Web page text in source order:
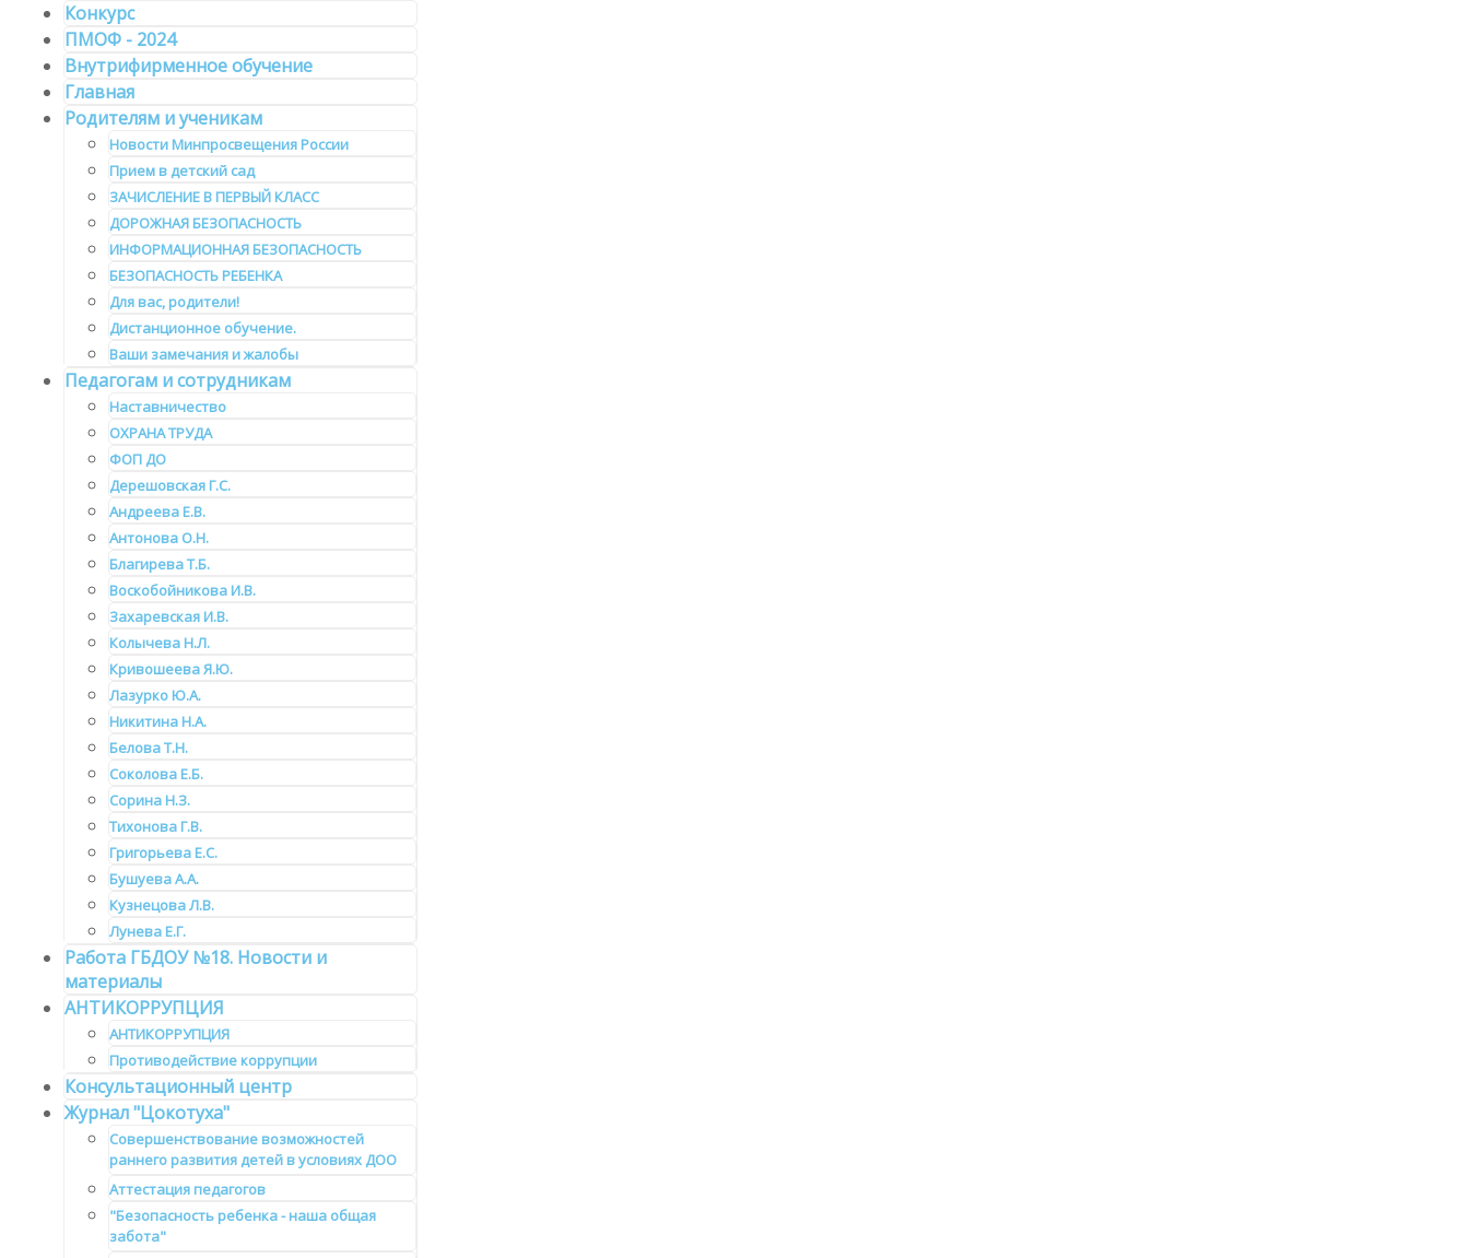
Конкурс
ПМОФ - 2024
Внутрифирменное обучение
Главная
Родителям и ученикам
Новости Минпросвещения России
Прием в детский сад
ЗАЧИСЛЕНИЕ В ПЕРВЫЙ КЛАСС
ДОРОЖНАЯ БЕЗОПАСНОСТЬ
ИНФОРМАЦИОННАЯ БЕЗОПАСНОСТЬ
БЕЗОПАСНОСТЬ РЕБЕНКА
Для вас, родители!
Дистанционное обучение.
Ваши замечания и жалобы
Педагогам и сотрудникам
Наставничество
ОХРАНА ТРУДА
ФОП ДО
Дерешовская Г.С.
Андреева Е.В.
Антонова О.Н.
Благирева Т.Б.
Воскобойникова И.В.
Захаревская И.В.
Колычева Н.Л.
Кривошеева Я.Ю.
Лазурко Ю.А.
Никитина Н.А.
Белова Т.Н.
Соколова Е.Б.
Сорина Н.З.
Тихонова Г.В.
Григорьева Е.С.
Бушуева А.А.
Кузнецова Л.В.
Лунева Е.Г.
Работа ГБДОУ №18. Новости и
материалы
АНТИКОРРУПЦИЯ
АНТИКОРРУПЦИЯ
Противодействие коррупции
Консультационный центр
Журнал "Цокотуха"
Совершенствование возможностей
раннего развития детей в условиях ДОО
Аттестация педагогов
"Безопасность ребенка - наша общая
забота"